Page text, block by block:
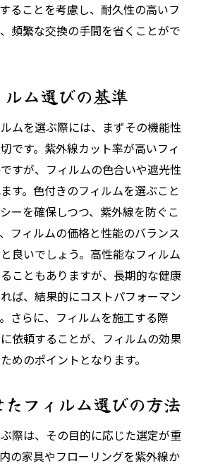
ることを考慮し、耐久性の高いフ
頻繁な交換の手間を省くことがで
ム選びの基準
ムを選ぶ際には、まずその機能性
です。紫外線カット率が高いフィ
すが、フィルムの色合いや遮光性
す。色付きのフィルムを選ぶこと
ーを確保しつつ、紫外線を防ぐこ
フィルムの価格と性能のバランス
良いでしょう。高性能なフィルム
こともありますが、長期的な健康
ば、結果的にコストパフォーマン
さらに、フィルムを施工する際
依頼することが、フィルムの効果
めのポイントとなります。
フィルム選びの方法
際は、その目的に応じた選定が重
の家具やフローリングを紫外線か